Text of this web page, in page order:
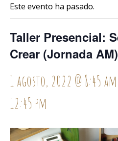
Este evento ha pasado.
Taller Presencial:
Crear (Jornada AM)
1 agosto, 2022 @ 8:45 am
12:45 pm